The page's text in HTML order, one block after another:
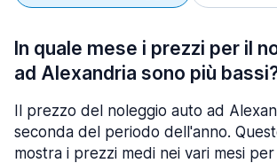
In quale mese i prezzi per il
ad Alexandria sono più
Il prezzo del noleggio auto ad
seconda del periodo dell'anno.
mostra i prezzi medi nei vari mesi